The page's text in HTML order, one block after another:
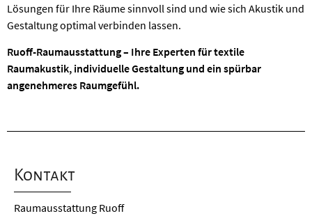
Lösungen für Ihre Räume sinnvoll sind und wie sich Akustik und
Gestaltung optimal verbinden lassen.
Ruoff-Raumausstattung – Ihre Experten für textile
Raumakustik, individuelle Gestaltung und ein spürbar
angenehmeres Raumgefühl.
Kontakt
Raumausstattung Ruoff